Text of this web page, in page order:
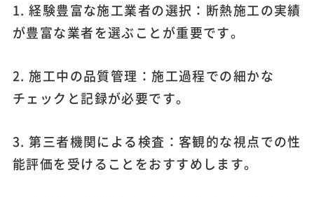
1. 経験豊富な施工業者の選択：断熱施工の実績
が豊富な業者を選ぶことが重要です。
2. 施工中の品質管理：施工過程での細かな
チェックと記録が必要です。
3. 第三者機関による検査：客観的な視点での性
能評価を受けることをおすすめします。